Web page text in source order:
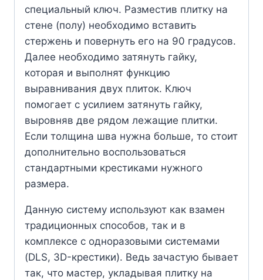
специальный ключ. Разместив плитку на
стене (полу) необходимо вставить
стержень и повернуть его на 90 градусов.
Далее необходимо затянуть гайку,
которая и выполнят функцию
выравнивания двух плиток. Ключ
помогает с усилием затянуть гайку,
выровняв две рядом лежащие плитки.
Если толщина шва нужна больше, то стоит
дополнительно воспользоваться
стандартными крестиками нужного
размера.
Данную систему используют как взамен
традиционных способов, так и в
комплексе с одноразовыми системами
(DLS, 3D-крестики). Ведь зачастую бывает
так, что мастер, укладывая плитку на